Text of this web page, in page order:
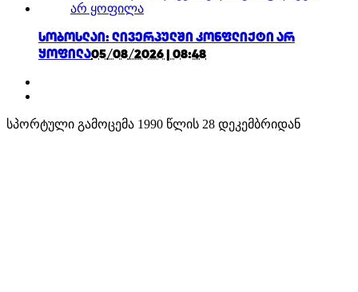
სობოსლაი: ლივერპულში კონფლიქტი არ
ყოფილა05/08/2026 | 08:48
სპორტული გამოცემა 1990 წლის 28 დეკემბრიდან